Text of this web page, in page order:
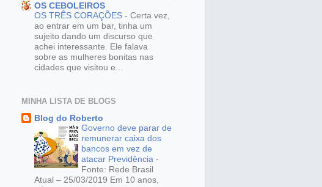
OS CEBOLEIROS
OS TRÊS CORAÇÕES - Certa vez,
ao entrar em um bar, tinha um
sujeito dando um discurso que
achei interessante. Ele falava
sobre as mulheres bonitas nas
cidades que visitou e...
MINHA LISTA DE BLOGS
Blog do Roberto
Governo deve parar de
remunerar caixa dos
bancos em vez de
atacar Previdência -
Fonte: Rede Brasil
Atual – 25/03/2019 Em 10 anos,